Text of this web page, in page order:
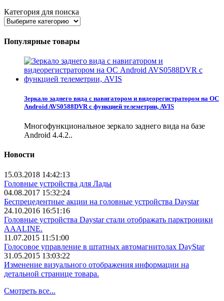
Категория для поиска
Популярные товары
Зеркало заднего вида с навигатором и видеорегистратором на ОС
Android AVS0588DVR с функцией телеметрии, AVIS
Многофункциональное зеркало заднего вида на базе
Android 4.4.2..
Новости
15.03.2018 14:42:13
Головные устройства для Лады
04.08.2017 15:32:24
Беспрецедентные акции на головные устройства Daystar
24.10.2016 16:51:16
Головные устройства Daystar стали отображать парктроники
AAALINE.
11.07.2015 11:51:00
Голосовое управление в штатных автомагнитолах DayStar
31.05.2015 13:03:22
Изменение визуального отображения информации на
детальной странице товара.
Смотреть все...